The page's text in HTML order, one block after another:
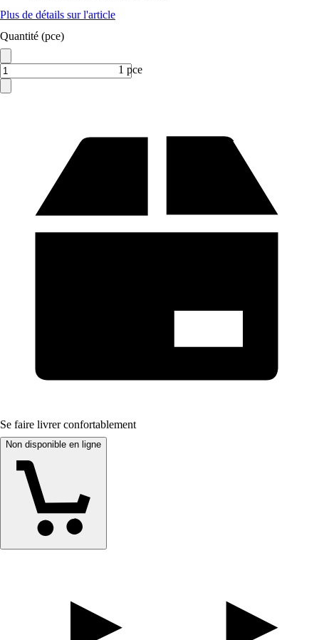
Plus de détails sur l'article
Quantité (pce)
1 pce
Se faire livrer confortablement
Non disponible en ligne